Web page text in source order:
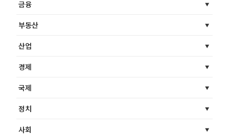
금융
부동산
산업
경제
국제
정치
사회